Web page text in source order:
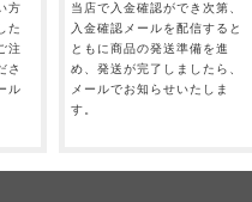
方
た
注
さ
ル
当店で入金確認ができ次第、
入金確認メールを配信すると
ともに商品の発送準備を進
め、発送が完了しましたら、
メールでお知らせいたしま
す。